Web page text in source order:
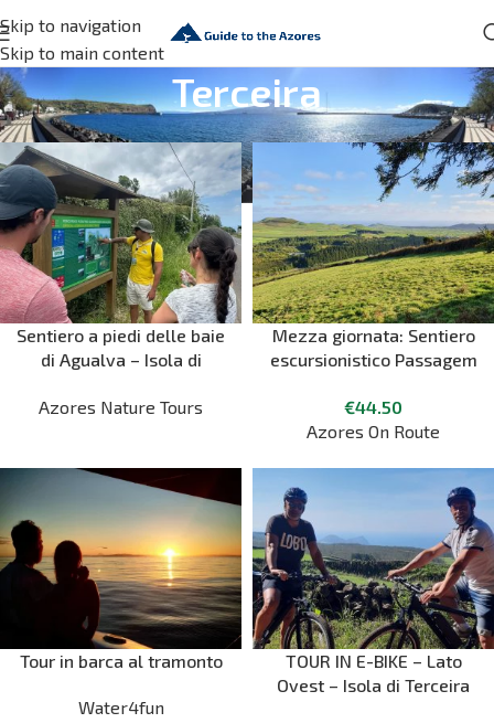
Skip to navigation
Skip to main content
Terceira
Sentiero a piedi delle baie
di Agualva – Isola di
Azores Nature Tours
Mezza giornata: Sentiero
escursionistico Passagem
degustazione di formaggio
€44.50
Azores On Route
Tour in barca al tramonto
Water4fun
TOUR IN E-BIKE – Lato
Ovest – Isola di Terceira